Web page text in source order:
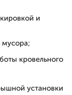
и
мусора;
кровельного
установки